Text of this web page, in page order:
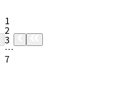
1
2
3
…
7